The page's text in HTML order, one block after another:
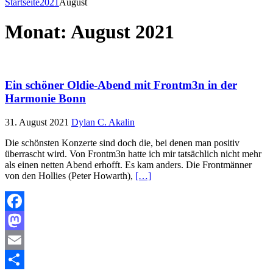
Monat: August 2021
Ein schöner Oldie-Abend mit Frontm3n in der
Harmonie Bonn
31. August 2021 Dylan C. Akalin
Die schönsten Konzerte sind doch die, bei denen man positiv
überrascht wird. Von Frontm3n hatte ich mir tatsächlich nicht mehr
als einen netten Abend erhofft. Es kam anders. Die Frontmänner
von den Hollies (Peter Howarth), […]
Facebook
Mastodon
Email